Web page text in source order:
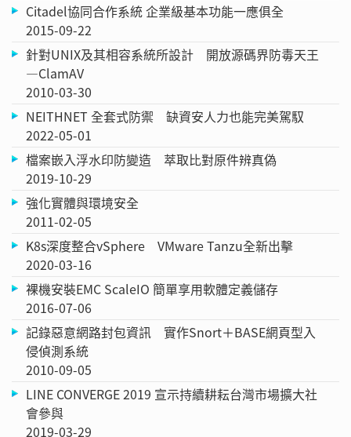
Citadel協同合作系統 企業級基本功能一應俱全
2015-09-22
針對UNIX及其相容系統所設計 開放源碼界防毒天王
—ClamAV
2010-03-30
NEITHNET 全套式防禦 缺資安人力也能完美駕馭
2022-05-01
檔案嵌入浮水印防變造 萃取比對原件辨真偽
2019-10-29
強化實體與環境安全
2011-02-05
K8s深度整合vSphere VMware Tanzu全新出擊
2020-03-16
裸機安裝EMC ScaleIO 簡單享用軟體定義儲存
2016-07-06
記錄惡意網路封包資訊 實作Snort＋BASE網頁型入
侵偵測系統
2010-09-05
LINE CONVERGE 2019 宣示持續耕耘台灣市場擴大社
會參與
2019-03-29